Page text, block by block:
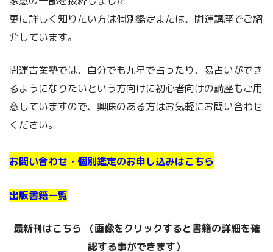
更に詳しく知りたい方は個別鑑定または、開運講座でご紹
介しています。
開運吉業塾では、自分でも九星で占ったり、易占いができ
るようになりたいという方向けに初心者向けの講座もご用
意していますので、興味のある方はお気軽にお問い合わせ
ください。
お問い合わせ・個別鑑定のお申し込みはこちら
出版書籍一覧
最新刊はこちら （画像をクリックすると書籍の詳細を確
認する事ができます）